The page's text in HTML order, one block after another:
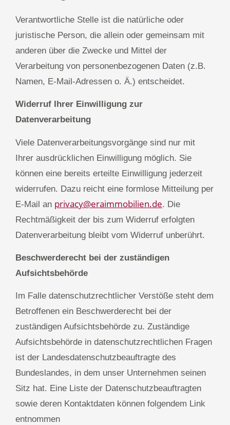
Verantwortliche Stelle ist die natürliche oder
juristische Person, die allein oder gemeinsam mit
anderen über die Zwecke und Mittel der
Verarbeitung von personenbezogenen Daten (z.B.
Namen, E-Mail-Adressen o. Ä.) entscheidet.
Widerruf Ihrer Einwilligung zur
Datenverarbeitung
Viele Datenverarbeitungsvorgänge sind nur mit
Ihrer ausdrücklichen Einwilligung möglich. Sie
können eine bereits erteilte Einwilligung jederzeit
widerrufen. Dazu reicht eine formlose Mitteilung per
E-Mail an privacy@eraimmobilien.de. Die
Rechtmäßigkeit der bis zum Widerruf erfolgten
Datenverarbeitung bleibt vom Widerruf unberührt.
Beschwerderecht bei der zuständigen
Aufsichtsbehörde
Im Falle datenschutzrechtlicher Verstöße steht dem
Betroffenen ein Beschwerderecht bei der
zuständigen Aufsichtsbehörde zu. Zuständige
Aufsichtsbehörde in datenschutzrechtlichen Fragen
ist der Landesdatenschutzbeauftragte des
Bundeslandes, in dem unser Unternehmen seinen
Sitz hat. Eine Liste der Datenschutzbeauftragten
sowie deren Kontaktdaten können folgendem Link
entnommen